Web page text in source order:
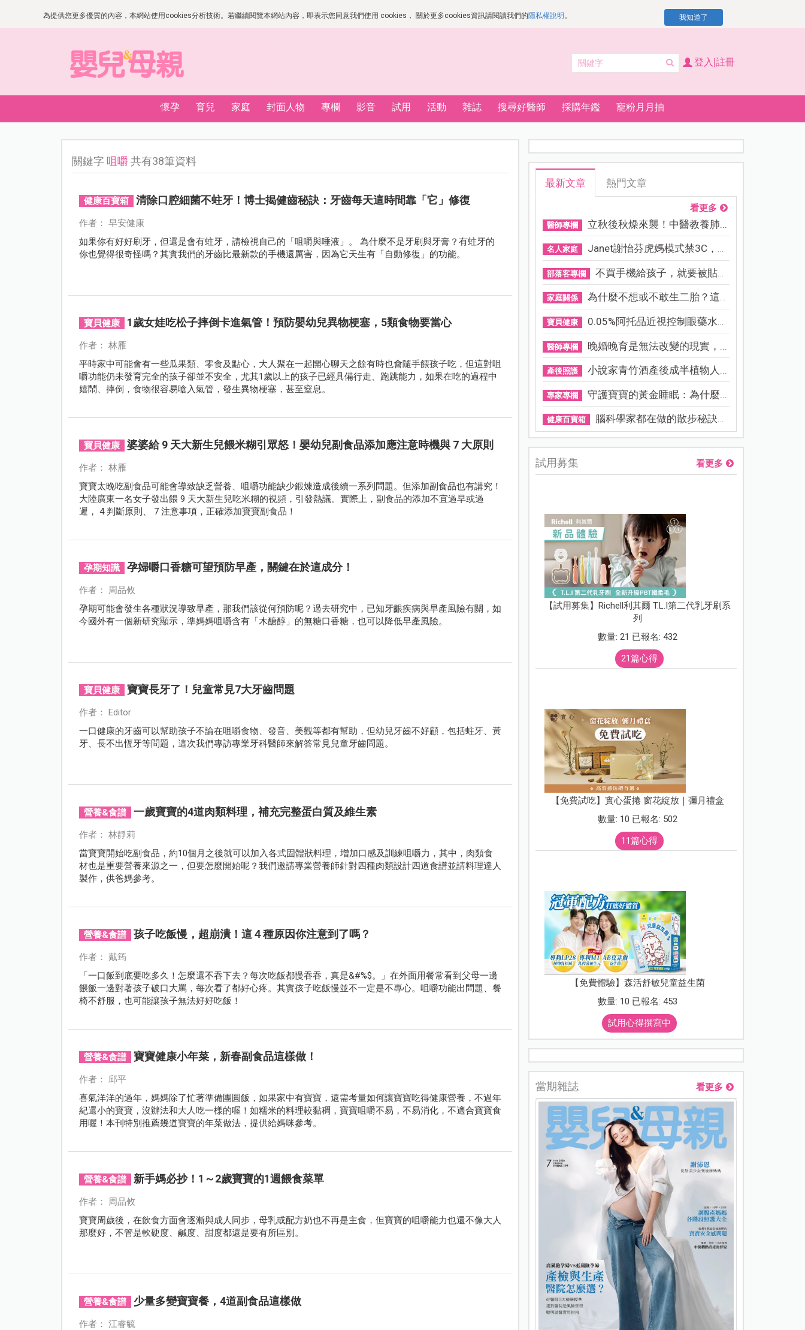
為提供您更多優質的內容，本網站使用cookies分析技術。若繼續閱覽本網站內容，即表示您同意我們使用 cookies， 關於更多cookies資訊請閱讀我們的隱私權說明 。 我知道了
登入|註冊
懷孕 育兒 家庭 封面人物 專欄 影音 試用 活動 雜誌 搜尋好醫師 採購年鑑 寵粉月月抽
關鍵字咀嚼共有38筆資料
健康百寶箱 清除口腔細菌不蛀牙！博士揭健齒秘訣：牙齒每天這時間靠「它」修復
作者： 早安健康
如果你有好好刷牙，但還是會有蛀牙，請檢視自己的「咀嚼與唾液」。 為什麼不是牙刷與牙膏？有蛀牙的
你也覺得很奇怪嗎？其實我們的牙齒比最新款的手機還厲害，因為它天生有「自動修復」的功能。
寶貝健康 1歲女娃吃松子摔倒卡進氣管！預防嬰幼兒異物梗塞，5類食物要當心
作者： 林雁
平時家中可能會有一些瓜果類、零食及點心，大人聚在一起開心聊天之餘有時也會隨手餵孩子吃，但這對咀
嚼功能仍未發育完全的孩子卻並不安全，尤其1歲以上的孩子已經具備行走、跑跳能力，如果在吃的過程中
嬉鬧、摔倒，食物很容易嗆入氣管，發生異物梗塞，甚至窒息。
寶貝健康 婆婆給 9 天大新生兒餵米糊引眾怒！嬰幼兒副食品添加應注意時機與 7 大原則
作者： 林雁
寶寶太晚吃副食品可能會導致缺乏營養、咀嚼功能缺少鍛煉造成後續一系列問題。但添加副食品也有講究！
大陸廣東一名女子發出餵 9 天大新生兒吃米糊的視頻，引發熱議。實際上，副食品的添加不宜過早或過
遲， 4 判斷原則、 7 注意事項，正確添加寶寶副食品！
孕期知識 孕婦嚼口香糖可望預防早產，關鍵在於這成分！
作者： 周品攸
孕期可能會發生各種狀況導致早產，那我們該從何預防呢？過去研究中，已知牙齦疾病與早產風險有關，如
今國外有一個新研究顯示，準媽媽咀嚼含有「木醣醇」的無糖口香糖，也可以降低早產風險。
寶貝健康 寶寶長牙了！兒童常見7大牙齒問題
作者： Editor
一口健康的牙齒可以幫助孩子不論在咀嚼食物、發音、美觀等都有幫助，但幼兒牙齒不好顧，包括蛀牙、黃
牙、長不出恆牙等問題，這次我們專訪專業牙科醫師來解答常見兒童牙齒問題。
營養&食譜 一歲寶寶的4道肉類料理，補充完整蛋白質及維生素
作者： 林靜莉
當寶寶開始吃副食品，約10個月之後就可以加入各式固體狀料理，增加口感及訓練咀嚼力，其中，肉類食
材也是重要營養來源之一，但要怎麼開始呢？我們邀請專業營養師針對四種肉類設計四道食譜並請料理達人
製作，供爸媽參考。
營養&食譜 孩子吃飯慢，超崩潰！這４種原因你注意到了嗎？
作者： 戴筠
「一口飯到底要吃多久！怎麼還不吞下去？每次吃飯都慢吞吞，真是&#%$。」在外面用餐常看到父母一邊
餵飯一邊對著孩子破口大罵，每次看了都好心疼。其實孩子吃飯慢並不一定是不專心。咀嚼功能出問題、餐
椅不舒服，也可能讓孩子無法好好吃飯！
營養&食譜 寶寶健康小年菜，新春副食品這樣做！
作者： 邱平
喜氣洋洋的過年，媽媽除了忙著準備團圓飯，如果家中有寶寶，還需考量如何讓寶寶吃得健康營養，不過年
紀還小的寶寶，沒辦法和大人吃一樣的喔！如糯米的料理較黏稠，寶寶咀嚼不易，不易消化，不適合寶寶食
用喔！本刊特別推薦幾道寶寶的年菜做法，提供給媽咪參考。
營養&食譜 新手媽必抄！1～2歲寶寶的1週餵食菜單
作者： 周品攸
寶寶周歲後，在飲食方面會逐漸與成人同步，母乳或配方奶也不再是主食，但寶寶的咀嚼能力也還不像大人
那麼好，不管是軟硬度、鹹度、甜度都還是要有所區別。
營養&食譜 少量多變寶寶餐，4道副食品這樣做
作者： 江睿毓
最新文章 熱門文章
看更多
醫師專欄 立秋後秋燥來襲！中醫教養肺...
名人家庭 Janet謝怡芬虎媽模式禁3C，看...
部落客專欄 不買手機給孩子，就要被貼「...
家庭關係 為什麼不想或不敢生二胎？這8...
寶貝健康 0.05%阿托品近視控制眼藥水納...
醫師專欄 晚婚晚育是無法改變的現實，...
產後照護 小說家青竹酒產後成半植物人...
專家專欄 守護寶寶的黃金睡眠：為什麼...
健康百寶箱 腦科學家都在做的散步秘訣！...
試用募集 看更多
【試用募集】Richell利其爾 T.L.I第二代乳牙刷系
列
數量: 21 已報名: 432
21篇心得
【免費試吃】實心蛋捲 窗花綻放｜彌月禮盒
數量: 10 已報名: 502
11篇心得
【免費體驗】森活舒敏兒童益生菌
數量: 10 已報名: 453
試用心得撰寫中
當期雜誌 看更多